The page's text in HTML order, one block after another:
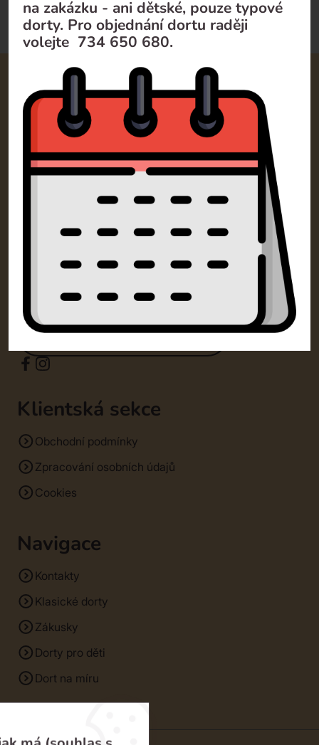
Kontakty
Mošnerova 1318/14A 77900 Olomouc
+420 732 729 300
info@dorty-olomouc.cz
Klientská sekce
Obchodní podmínky
Zpracování osobních údajů
Cookies
Navigace
Kontakty
Klasické dorty
Zákusky
Dorty pro děti
Dort na míru
na zakázku - ani dětské, pouze typové
dorty. Pro objednání dortu raději
volejte 734 650 680.